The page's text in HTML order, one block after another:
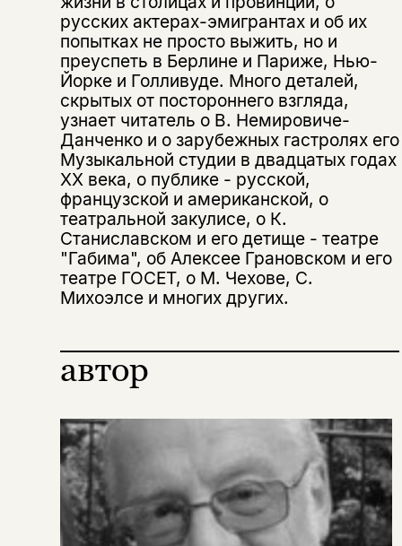
русских актерах-эмигрантах и об их
попытках не просто выжить, но и
преуспеть в Берлине и Париже, Нью-
Йорке и Голливуде. Много деталей,
скрытых от постороннего взгляда,
узнает читатель о В. Немировиче-
Данченко и о зарубежных гастролях его
Музыкальной студии в двадцатых годах
ХХ века, о публике - русской,
французской и американской, о
театральной закулисе, о К.
Станиславском и его детище - театре
"Габима", об Алексее Грановском и его
театре ГОСЕТ, о М. Чехове, С.
Михоэлсе и многих других.
автор
Поделиться
Подписка на рассылку
Раз в неделю мы отправляем рассылку
о книгах и событиях «НЛО».
Я соглашаюсь с Политикой конфиденциальности
подписаться
Этой книги временно
нет в продаже.
Вы можете подписаться на
уведомления, и при поступлении книги
на склад получить письмо на указанный
Я соглашаюсь с Политикой конфиденциальности
подписаться
не предназначена для
несовершеннолетних
Скажите, пожалуйста,
вам уже исполнилось 18 лет?
да